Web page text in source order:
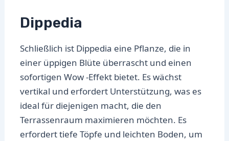
Dippedia
Schließlich ist Dippedia eine Pflanze, die in
einer üppigen Blüte überrascht und einen
sofortigen Wow -Effekt bietet. Es wächst
vertikal und erfordert Unterstützung, was es
ideal für diejenigen macht, die den
Terrassenraum maximieren möchten. Es
erfordert tiefe Töpfe und leichten Boden, um